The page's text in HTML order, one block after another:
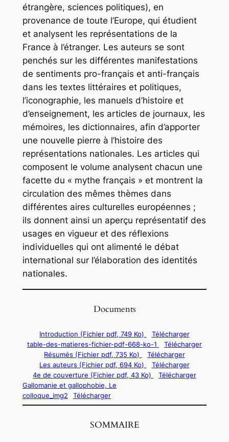
étrangère, sciences politiques), en
provenance de toute l’Europe, qui étudient
et analysent les représentations de la
France à l’étranger. Les auteurs se sont
penchés sur les différentes manifestations
de sentiments pro-français et anti-français
dans les textes littéraires et politiques,
l’iconographie, les manuels d’histoire et
d’enseignement, les articles de journaux, les
mémoires, les dictionnaires, afin d’apporter
une nouvelle pierre à l’histoire des
représentations nationales. Les articles qui
composent le volume analysent chacun une
facette du « mythe français » et montrent la
circulation des mêmes thèmes dans
différentes aires culturelles européennes ;
ils donnent ainsi un aperçu représentatif des
usages en vigueur et des réflexions
individuelles qui ont alimenté le débat
international sur l’élaboration des identités
nationales.
Documents
Introduction (Fichier pdf, 749 Ko)
Télécharger
table-des-matieres-fichier-pdf-668-ko-1
Télécharger
Résumés (Fichier pdf, 735 Ko)
Télécharger
Les auteurs (Fichier pdf, 694 Ko)
Télécharger
4e de couverture (Fichier pdf, 43 Ko)
Télécharger
Gallomanie et gallophobie, Le
colloque_img2
Télécharger
SOMMAIRE